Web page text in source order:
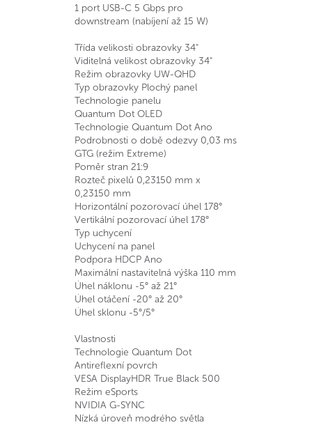
1 port USB-C 5 Gbps pro
downstream (nabíjení až 15 W)
Třída velikosti obrazovky 34"
Viditelná velikost obrazovky 34"
Režim obrazovky UW-QHD
Typ obrazovky Plochý panel
Technologie panelu
Quantum Dot OLED
Technologie Quantum Dot Ano
Podrobnosti o době odezvy 0,03 ms
GTG (režim Extreme)
Poměr stran 21:9
Rozteč pixelů 0,23150 mm x
0,23150 mm
Horizontální pozorovací úhel 178°
Vertikální pozorovací úhel 178°
Typ uchycení
Uchycení na panel
Podpora HDCP Ano
Maximální nastavitelná výška 110 mm
Úhel náklonu -5° až 21°
Úhel otáčení -20° až 20°
Úhel sklonu -5°/5°
Vlastnosti
Technologie Quantum Dot
Antireflexní povrch
VESA DisplayHDR True Black 500
Režim eSports
NVIDIA G-SYNC
Nízká úroveň modrého světla